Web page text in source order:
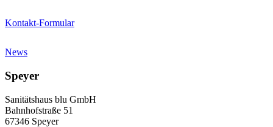
Kontakt-Formular
News
Speyer
Sanitätshaus blu GmbH
Bahnhofstraße 51
67346 Speyer